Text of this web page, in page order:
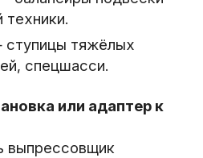
техники.
тяжёлых
спецшасси.
или адаптер к
выпрессовщик